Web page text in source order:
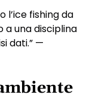
l’ice fishing da
una disciplina
dati.” —